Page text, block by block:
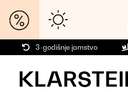
3-godišnje jamstvo